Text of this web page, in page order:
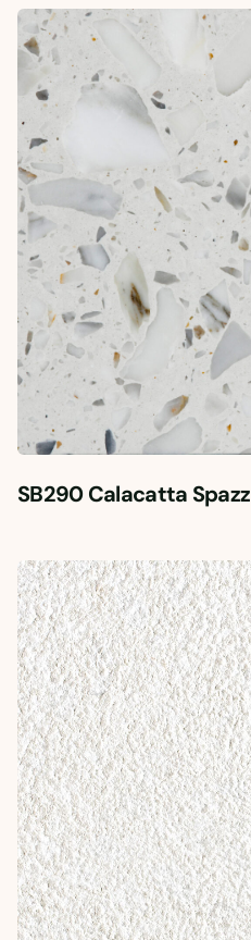
SB290 Calacatta Spazz